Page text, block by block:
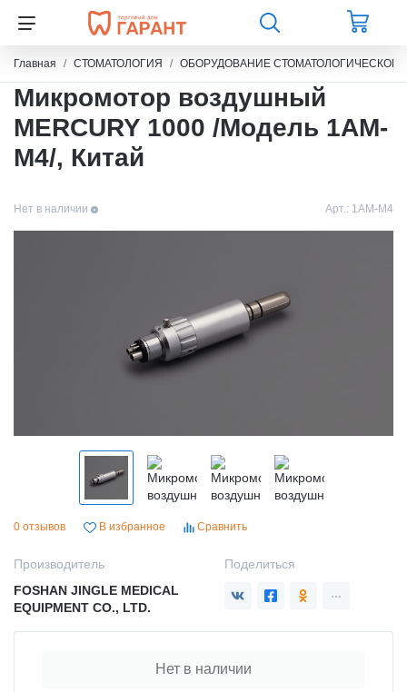
Главная СТОМАТОЛОГИЯ ОБОРУДОВАНИЕ СТОМАТОЛОГИЧЕСКОЕ
Микромотор воздушный
MERCURY 1000 /Модель 1АМ-
М4/, Китай
Нет в наличии Арт.: 1АМ-М4
0 отзывов В избранное Сравнить
Производитель
FOSHAN JINGLE MEDICAL
EQUIPMENT CO., LTD.
Поделиться
Нет в наличии